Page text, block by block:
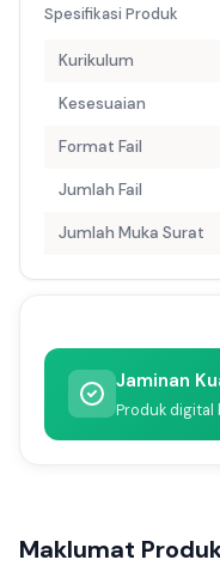
Spesifikasi Produk
Kurikulum
Kesesuaian
Format Fail
Jumlah Fail
Jumlah Muka Surat
Jaminan
Produk digital
Maklumat